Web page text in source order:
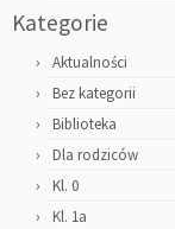
Kategorie
Aktualności
Bez kategorii
Biblioteka
Dla rodziców
Kl. 0
Kl. 1a